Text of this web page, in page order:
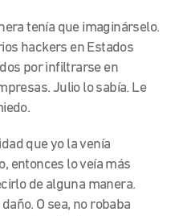
tenía que imaginárselo.
hackers en Estados
por infiltrarse en
Julio lo sabía. Le
que yo la venía
entonces lo veía más
de alguna manera.
O sea, no robaba